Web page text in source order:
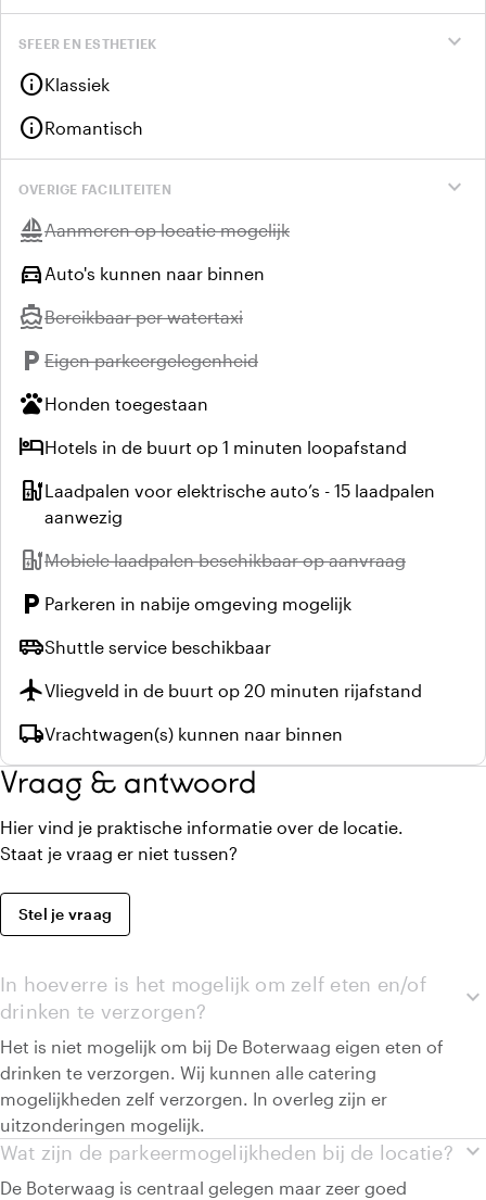
expand_more
SFEER EN ESTHETIEK
infoKlassiek
infoRomantisch
expand_more
OVERIGE FACILITEITEN
sailingNiet beschikbaar:
Aanmeren op locatie mogelijk
directions_car Auto's kunnen naar binnen
directions_boatNiet beschikbaar:
Bereikbaar per watertaxi
local_parking Niet beschikbaar:
Eigen parkeergelegenheid
petsHonden toegestaan
hotelHotels in de buurt op 1 minuten loopafstand
ev_stationLaadpalen voor elektrische auto’s - 15 laadpalen
aanwezig
ev_stationNiet beschikbaar:
Mobiele laadpalen beschikbaar op aanvraag
local_parking Parkeren in nabije omgeving mogelijk
airport_shuttleShuttle service beschikbaar
flightVliegveld in de buurt op 20 minuten rijafstand
local_shippingVrachtwagen(s) kunnen naar binnen
Vraag & antwoord
Hier vind je praktische informatie over de locatie.
Staat je vraag er niet tussen?
Stel je vraag
expand_more
In hoeverre is het mogelijk om zelf eten en/of
drinken te verzorgen?
Het is niet mogelijk om bij De Boterwaag eigen eten of
drinken te verzorgen. Wij kunnen alle catering
mogelijkheden zelf verzorgen. In overleg zijn er
uitzonderingen mogelijk.
expand_more
Wat zijn de parkeermogelijkheden bij de locatie?
De Boterwaag is centraal gelegen maar zeer goed